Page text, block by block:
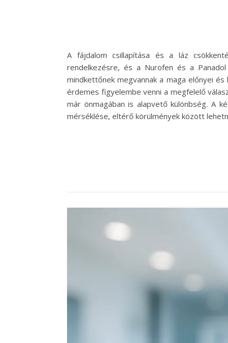
A fájdalom csillapítása és a láz
rendelkezésre, és a Nurofen és a
mindkettőnek megvannak a maga előnyei
érdemes figyelembe venni a megfelelő
már önmagában is alapvető különbség. A
mérséklése, eltérő körülmények között